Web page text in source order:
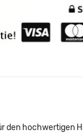
den hochwertigen